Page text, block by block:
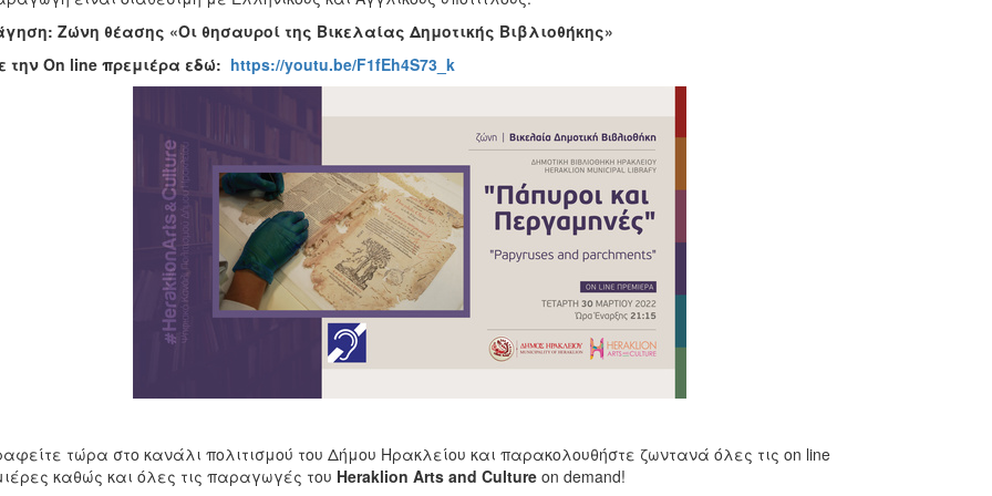
Ζώνη θέασης «Οι θησαυροί της Βικελαίας Δημοτικής Βιβλιοθήκης»
την On lineπρεμιέρα εδώ: https://youtu.be/F1fEh4S73_k
τώρα στο κανάλι πολιτισμού του Δήμου Ηρακλείου και παρακολουθήστε ζωντανά όλες τις on line
καθώς και όλες τις παραγωγές του Heraklion Arts and Cultureon demand!